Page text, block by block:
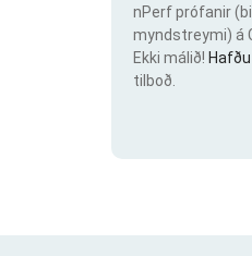
nPerf prófanir
myndstreymi) á
Ekki málið!
tilboð.